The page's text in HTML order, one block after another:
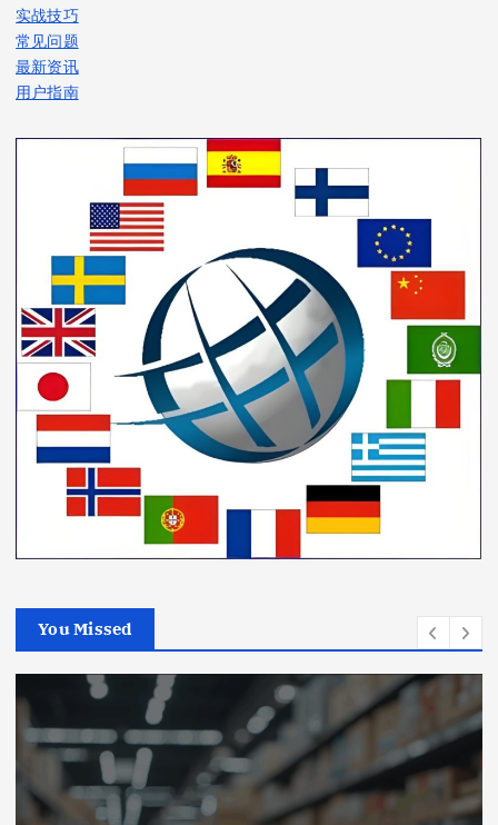
实战技巧
常见问题
最新资讯
用户指南
You Missed